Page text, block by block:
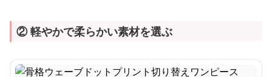
② 軽やかで柔らかい素材を選ぶ